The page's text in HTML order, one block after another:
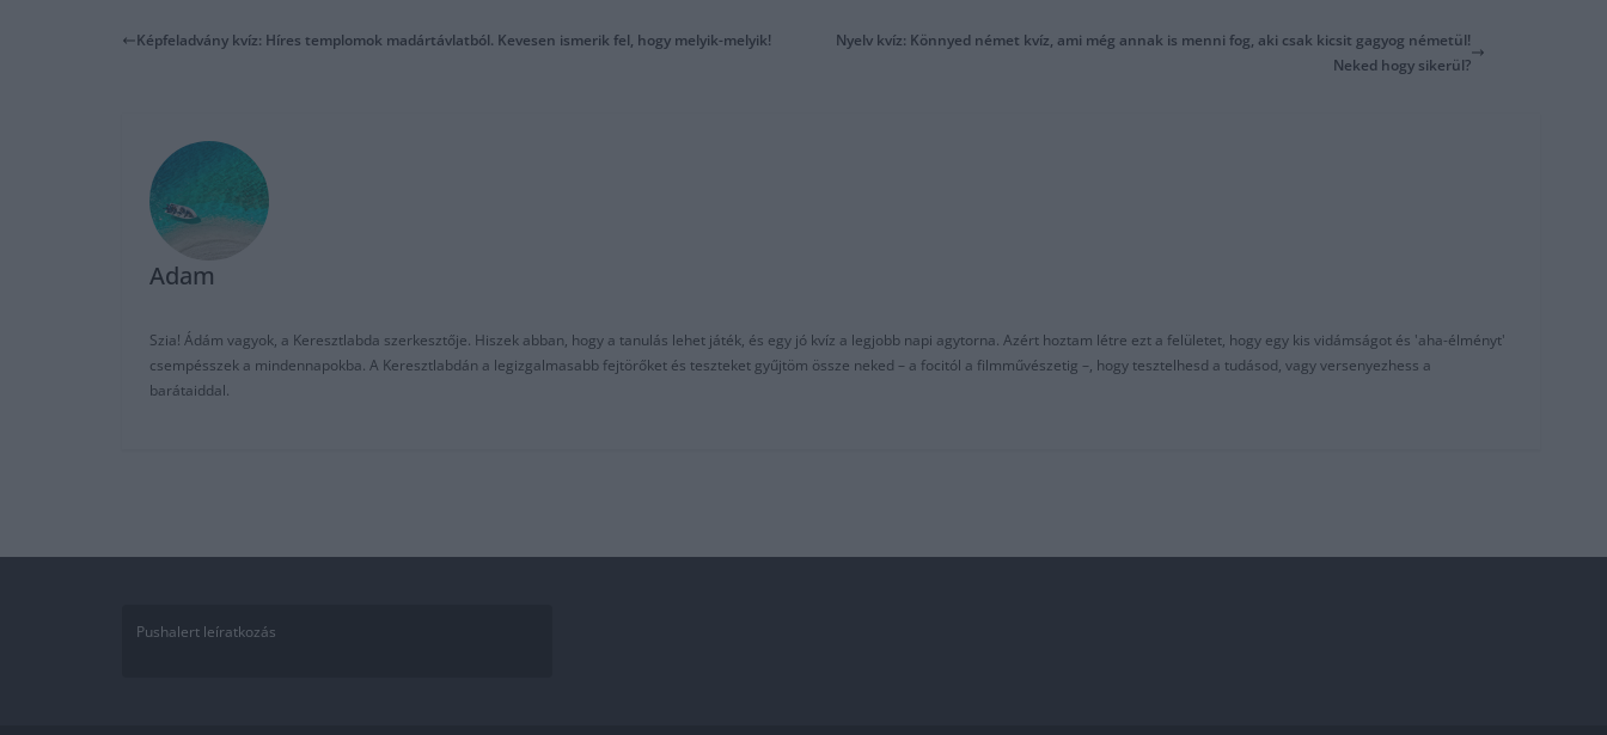
Képfeladvány kvíz: Híres templomok madártávlatból. Kevesen ismerik fel, hogy melyik-melyik!
Nyelv kvíz: Könnyed német kvíz, ami még annak is menni fog, aki csak kicsit gagyog németül!
Neked hogy sikerül?
Adam
Szia! Ádám vagyok, a Keresztlabda szerkesztője. Hiszek abban, hogy a tanulás lehet játék, és egy jó kvíz a legjobb napi agytorna. Azért hoztam létre ezt a felületet, hogy egy kis vidámságot és 'aha-élményt'
csempésszek a mindennapokba. A Keresztlabdán a legizgalmasabb fejtörőket és teszteket gyűjtöm össze neked – a focitól a filmművészetig –, hogy tesztelhesd a tudásod, vagy versenyezhess a
barátaiddal.
Pushalert leíratkozás